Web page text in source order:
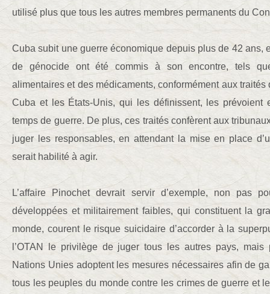
utilisé plus que tous les autres membres permanents du
Cuba subit une guerre économique depuis plus de 42 ans,
de génocide ont été commis à son encontre, tels
alimentaires et des médicaments, conformément aux
Cuba et les États-Unis, qui les définissent, les prévoient
temps de guerre. De plus, ces traités confèrent aux
juger les responsables, en attendant la mise en place
serait habilité à agir.
L’affaire Pinochet devrait servir d’exemple, non pas
développées et militairement faibles, qui constituent la
monde, courent le risque suicidaire d’accorder à la
l’OTAN le privilège de juger tous les autres pays,
Nations Unies adoptent les mesures nécessaires afin de
tous les peuples du monde contre les crimes de guerre et